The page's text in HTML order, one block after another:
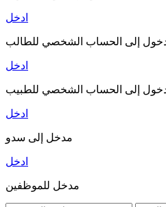
ادخل
إلى الحساب الشخصي للطالب
ادخل
إلى الحساب الشخصي للطبيب
ادخل
مدخل إلى سدو
ادخل
مدخل للموظفين